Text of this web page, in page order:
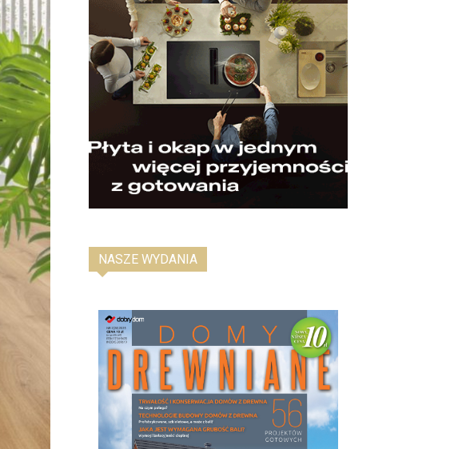
NASZE WYDANIA